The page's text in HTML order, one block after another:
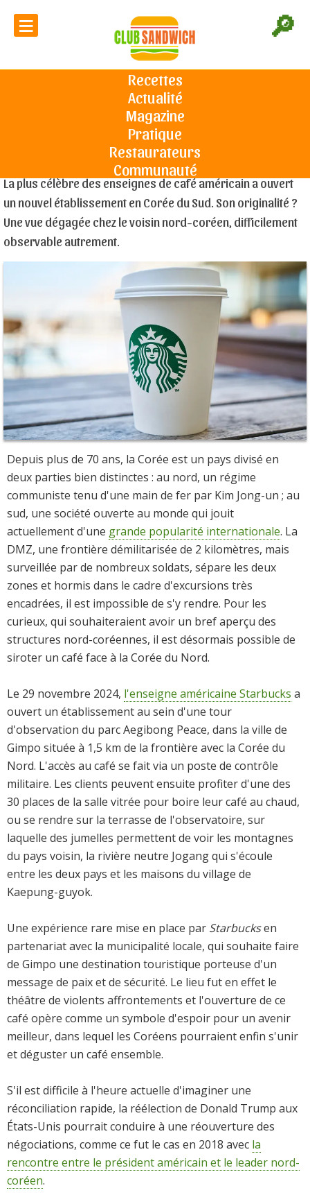
🔎
≡
Recettes
Actualité
Magazine
Pratique
Restaurateurs
Communauté
L'actu du sandwich
Starbucks ouvre un établissement
offrant une vue sur la Corée du Nord
Starbucks ouvre un établissement
offrant une vue sur la Corée du
Nord
Le 11/12/2024
La plus célèbre des enseignes de café américain a ouvert
un nouvel établissement en Corée du Sud. Son originalité ?
Une vue dégagée chez le voisin nord-coréen, difficilement
observable autrement.
Depuis plus de 70 ans, la Corée est un pays divisé en
deux parties bien distinctes : au nord, un régime
communiste tenu d'une main de fer par Kim Jong-un ; au
sud, une société ouverte au monde qui jouit
actuellement d'une grande popularité internationale. La
DMZ, une frontière démilitarisée de 2 kilomètres, mais
surveillée par de nombreux soldats, sépare les deux
zones et hormis dans le cadre d'excursions très
encadrées, il est impossible de s'y rendre. Pour les
curieux, qui souhaiteraient avoir un bref aperçu des
structures nord-coréennes, il est désormais possible de
siroter un café face à la Corée du Nord.
Le 29 novembre 2024, l'enseigne américaine Starbucks a
ouvert un établissement au sein d'une tour
d'observation du parc Aegibong Peace, dans la ville de
Gimpo située à 1,5 km de la frontière avec la Corée du
Nord. L'accès au café se fait via un poste de contrôle
militaire. Les clients peuvent ensuite profiter d'une des
30 places de la salle vitrée pour boire leur café au chaud,
ou se rendre sur la terrasse de l'observatoire, sur
laquelle des jumelles permettent de voir les montagnes
du pays voisin, la rivière neutre Jogang qui s'écoule
entre les deux pays et les maisons du village de
Kaepung-guyok.
Une expérience rare mise en place par Starbucksen
partenariat avec la municipalité locale, qui souhaite faire
de Gimpo une destination touristique porteuse d'un
message de paix et de sécurité. Le lieu fut en effet le
théâtre de violents affrontements et l'ouverture de ce
café opère comme un symbole d'espoir pour un avenir
meilleur, dans lequel les Coréens pourraient enfin s'unir
et déguster un café ensemble.
S'il est difficile à l'heure actuelle d'imaginer une
réconciliation rapide, la réélection de Donald Trump aux
États-Unis pourrait conduire à une réouverture des
négociations, comme ce fut le cas en 2018 avec la
rencontre entre le président américain et le leader nord-
coréen.